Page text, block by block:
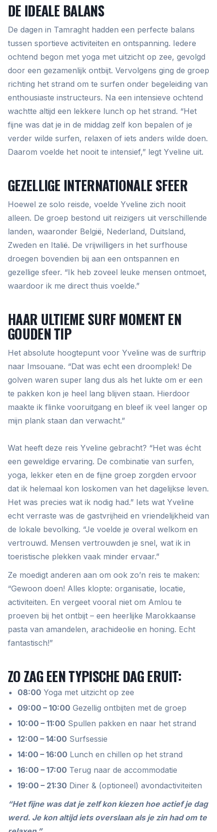
DE IDEALE BALANS
De dagen in Tamraght hadden een perfecte balans
tussen sportieve activiteiten en ontspanning. Iedere
ochtend begon met yoga met uitzicht op zee, gevolgd
door een gezamenlijk ontbijt. Vervolgens ging de groep
richting het strand om te surfen onder begeleiding van
enthousiaste instructeurs. Na een intensieve ochtend
wachtte altijd een lekkere lunch op het strand. “Het
fijne was dat je in de middag zelf kon bepalen of je
verder wilde surfen, relaxen of iets anders wilde doen.
Daarom voelde het nooit te intensief,” legt Yveline uit.
GEZELLIGE INTERNATIONALE SFEER
Hoewel ze solo reisde, voelde Yveline zich nooit
alleen. De groep bestond uit reizigers uit verschillende
landen, waaronder België, Nederland, Duitsland,
Zweden en Italië. De vrijwilligers in het surfhouse
droegen bovendien bij aan een ontspannen en
gezellige sfeer. “Ik heb zoveel leuke mensen ontmoet,
waardoor ik me direct thuis voelde.”
HAAR ULTIEME SURF MOMENT EN
GOUDEN TIP
Het absolute hoogtepunt voor Yveline was de surftrip
naar Imsouane. “Dat was echt een droomplek! De
golven waren super lang dus als het lukte om er een
te pakken kon je heel lang blijven staan. Hierdoor
maakte ik flinke vooruitgang en bleef ik veel langer op
mijn plank staan dan verwacht.”
Wat heeft deze reis Yveline gebracht? “Het was écht
een geweldige ervaring. De combinatie van surfen,
yoga, lekker eten en de fijne groep zorgden ervoor
dat ik helemaal kon loskomen van het dagelijkse leven.
Het was precies wat ik nodig had.” Iets wat Yveline
echt verraste was de gastvrijheid en vriendelijkheid van
de lokale bevolking. “Je voelde je overal welkom en
vertrouwd. Mensen vertrouwden je snel, wat ik in
toeristische plekken vaak minder ervaar.”
Ze moedigt anderen aan om ook zo’n reis te maken:
“Gewoon doen! Alles klopte: organisatie, locatie,
activiteiten. En vergeet vooral niet om Amlou te
proeven bij het ontbijt – een heerlijke Marokkaanse
pasta van amandelen, arachideolie en honing. Echt
fantastisch!”
ZO ZAG EEN TYPISCHE DAG ERUIT:
08:00 Yoga met uitzicht op zee
09:00 – 10:00 Gezellig ontbijten met de groep
10:00 – 11:00 Spullen pakken en naar het strand
12:00 – 14:00 Surfsessie
14:00 – 16:00 Lunch en chillen op het strand
16:00 – 17:00 Terug naar de accommodatie
19:00 – 21:30 Diner & (optioneel) avondactiviteiten
“Het fijne was dat je zelf kon kiezen hoe actief je dag
werd. Je kon altijd iets overslaan als je zin had om te